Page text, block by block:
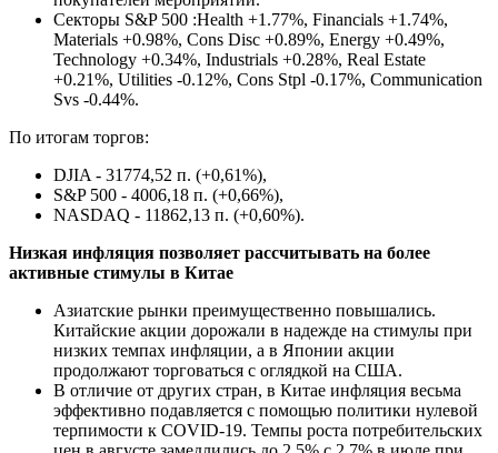
Секторы S&P 500 :Health +1.77%, Financials +1.74%,
Materials +0.98%, Cons Disc +0.89%, Energy +0.49%,
Technology +0.34%, Industrials +0.28%, Real Estate
+0.21%, Utilities -0.12%, Cons Stpl -0.17%, Communication
Svs -0.44%.
По итогам торгов:
DJIA - 31774,52 п. (+0,61%),
S&P 500 - 4006,18 п. (+0,66%),
NASDAQ - 11862,13 п. (+0,60%).
Низкая инфляция позволяет рассчитывать на более
активные стимулы в Китае
Азиатские рынки преимущественно повышались.
Китайские акции дорожали в надежде на стимулы при
низких темпах инфляции, а в Японии акции
продолжают торговаться с оглядкой на США.
В отличие от других стран, в Китае инфляция весьма
эффективно подавляется с помощью политики нулевой
терпимости к COVID-19. Темпы роста потребительских